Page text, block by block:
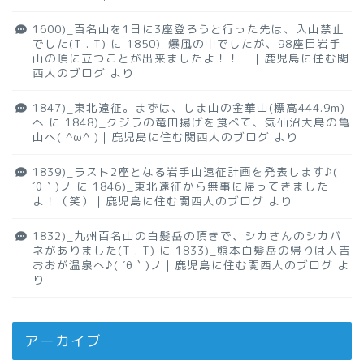
1600)_百名山を1日に3座登ろうと行った先は、入山禁止
でした(T . T) に 1850)_爆風の中でしたが、98座目岩手
山の頂に立つことが出来ましたよ！！ ｜鹿児島に住む関
西人のブログ より
1847)_東北遠征。まずは、しま山の金華山(標高444.9m)
へ に 1848)_クジラの竜田揚げを食べて、気仙沼大島の亀
山へ( ^ω^ )｜鹿児島に住む関西人のブログ より
1839)_ラスト2座となる岩手山遠征計画を発表します♪(
´θ｀)ノ に 1846)_東北遠征から無事に帰ってきました
よ！（笑）｜鹿児島に住む関西人のブログ より
1832)_九州百名山の白髪岳の頂きで、シカさんのシカバ
ネがありました(T . T) に 1833)_熊本白髪岳の帰りは人吉
おおが温泉へ♪( ´θ｀)ノ｜鹿児島に住む関西人のブログ よ
り
アーカイブ